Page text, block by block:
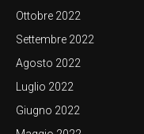
Ottobre 2022
Settembre 2022
Agosto 2022
Luglio 2022
Giugno 2022